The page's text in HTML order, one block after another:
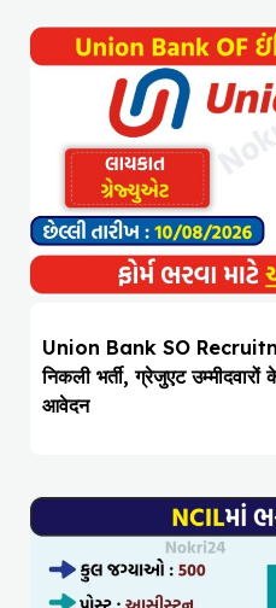
Union Bank SO
निकली भर्ती, ग्रेजुएट
आवेदन